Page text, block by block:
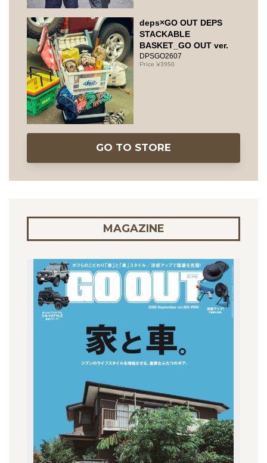
deps×GO OUT DEPS
STACKABLE
BASKET_GO OUT ver.
DPSGO2607
3950
GO TO STORE
MAGAZINE